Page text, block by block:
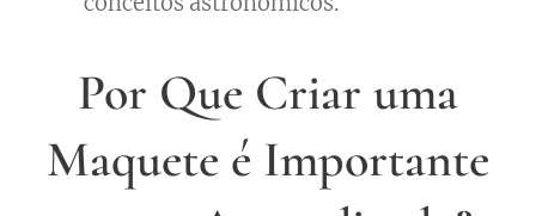
Por Que Criar uma
Maquete é Importante